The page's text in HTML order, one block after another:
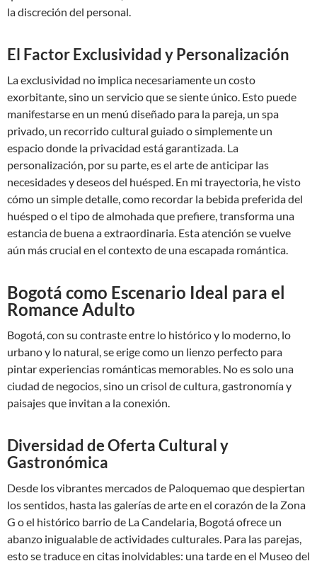
la discreción del personal.
El Factor Exclusividad y Personalización
La exclusividad no implica necesariamente un costo
exorbitante, sino un servicio que se siente único. Esto puede
manifestarse en un menú diseñado para la pareja, un spa
privado, un recorrido cultural guiado o simplemente un
espacio donde la privacidad está garantizada. La
personalización, por su parte, es el arte de anticipar las
necesidades y deseos del huésped. En mi trayectoria, he visto
cómo un simple detalle, como recordar la bebida preferida del
huésped o el tipo de almohada que prefiere, transforma una
estancia de buena a extraordinaria. Esta atención se vuelve
aún más crucial en el contexto de una escapada romántica.
Bogotá como Escenario Ideal para el
Romance Adulto
Bogotá, con su contraste entre lo histórico y lo moderno, lo
urbano y lo natural, se erige como un lienzo perfecto para
pintar experiencias románticas memorables. No es solo una
ciudad de negocios, sino un crisol de cultura, gastronomía y
paisajes que invitan a la conexión.
Diversidad de Oferta Cultural y
Gastronómica
Desde los vibrantes mercados de Paloquemao que despiertan
los sentidos, hasta las galerías de arte en el corazón de la Zona
G o el histórico barrio de La Candelaria, Bogotá ofrece un
abanzo inigualable de actividades culturales. Para las parejas,
esto se traduce en citas inolvidables: una tarde en el Museo del